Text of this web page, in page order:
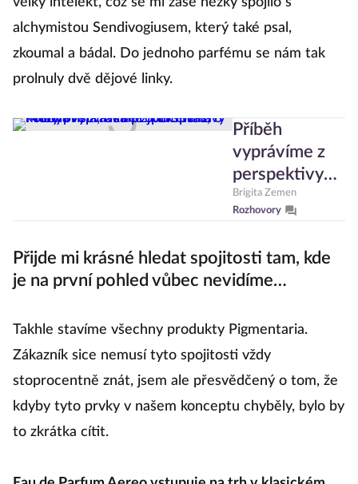
alchymistou Sendivogiusem, který také psal,
zkoumal a bádal. Do jednoho parfému se nám tak
prolnuly dvě dějové linky.
Příběh
vyprávíme z
perspektivy
Monyové,
vracíme jí tím
přišla, říká
producentka
Brigita Zemen
Rozhovory
Přijde mi krásné hledat spojitosti tam, kde
je na první pohled vůbec nevidíme…
Takhle stavíme všechny produkty Pigmentaria.
Zákazník sice nemusí tyto spojitosti vždy
stoprocentně znát, jsem ale přesvědčený o tom, že
kdyby tyto prvky v našem konceptu chyběly, bylo by
to zkrátka cítit.